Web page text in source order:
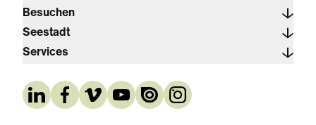
Besuchen
Seestadt
Services